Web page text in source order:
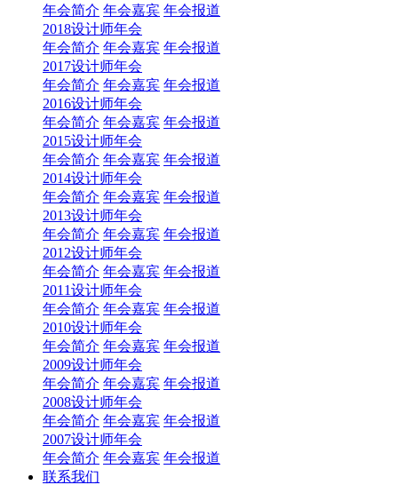
年会简介 年会嘉宾 年会报道
2018设计师年会
年会简介 年会嘉宾 年会报道
2017设计师年会
年会简介 年会嘉宾 年会报道
2016设计师年会
年会简介 年会嘉宾 年会报道
2015设计师年会
年会简介 年会嘉宾 年会报道
2014设计师年会
年会简介 年会嘉宾 年会报道
2013设计师年会
年会简介 年会嘉宾 年会报道
2012设计师年会
年会简介 年会嘉宾 年会报道
2011设计师年会
年会简介 年会嘉宾 年会报道
2010设计师年会
年会简介 年会嘉宾 年会报道
2009设计师年会
年会简介 年会嘉宾 年会报道
2008设计师年会
年会简介 年会嘉宾 年会报道
2007设计师年会
年会简介 年会嘉宾 年会报道
联系我们